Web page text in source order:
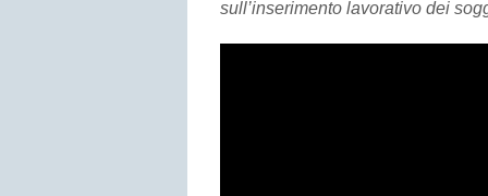
sull’inserimento lavorativo dei